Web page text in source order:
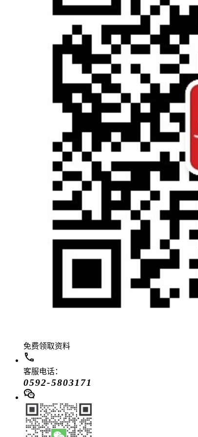
免费领取资料
客服电话：
0592-5803171